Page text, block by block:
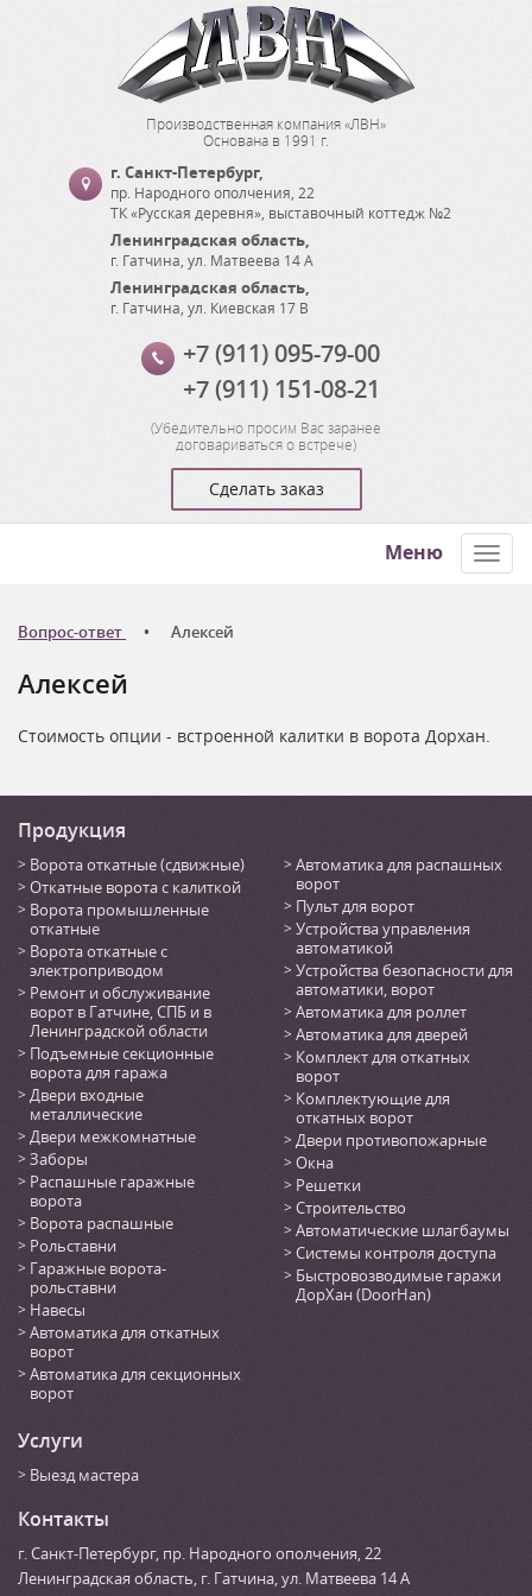
Производственная компания «ЛВН»
Основана в 1991 г.
г. Санкт-Петербург,
пр. Народного ополчения, 22
ТК «Русская деревня», выставочный коттедж №2
Ленинградская область,
г. Гатчина ул. Матвеева 14 А
Ленинградская область,
г. Гатчина ул. Киевская 17 В
+7 (911) 095-79-00
+7 (911) 151-08-21
(Убедительно просим Вас заранее
договариваться о встрече)
Сделать заказ
Меню
Вопрос-ответ Алексей
Алексей
Стоимость опции - встроенной калитки в ворота Дорхан.
Продукция
Ворота откатные (сдвижные)
Откатные ворота с калиткой
Ворота промышленные
откатные
Ворота откатные с
электроприводом
Ремонт и обслуживание
ворот в Гатчине, СПБ и в
Ленинградской области
Подъемные секционные
ворота для гаража
Двери входные
металлические
Двери межкомнатные
Заборы
Распашные гаражные
ворота
Ворота распашные
Рольставни
Гаражные ворота-
рольставни
Навесы
Автоматика для откатных
ворот
Автоматика для секционных
ворот
Автоматика для распашных
ворот
Пульт для ворот
Устройства управления
автоматикой
Устройства безопасности для
автоматики, ворот
Автоматика для роллет
Автоматика для дверей
Комплект для откатных
ворот
Комплектующие для
откатных ворот
Двери противопожарные
Окна
Решетки
Строительство
Автоматические шлагбаумы
Системы контроля доступа
Быстровозводимые гаражи
ДорХан (DoorHan)
Услуги
Выезд мастера
Контакты
г. Санкт-Петербург, пр. Народного ополчения, 22
Ленинградская область, г. Гатчина,ул. Матвеева 14 А